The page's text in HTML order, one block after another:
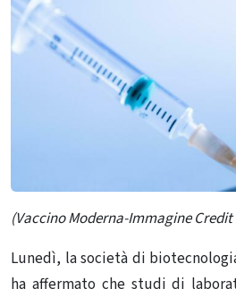
(Vaccino Moderna-Immagine
Lunedì, la società di
ha affermato che studi di